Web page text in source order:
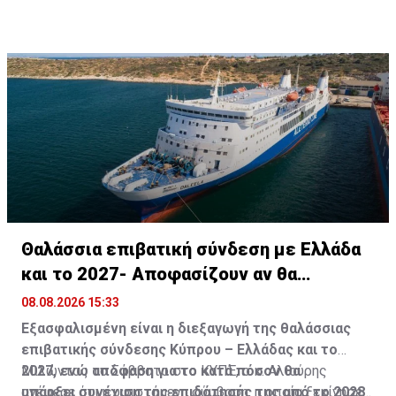
Θαλάσσια επιβατική σύνδεση με Ελλάδα
και το 2027- Αποφασίζουν αν θα
συνεχίσει
08.08.2026 15:33
Εξασφαλισμένη είναι η διεξαγωγή της θαλάσσιας
επιβατικής σύνδεσης Κύπρου – Ελλάδας και το
2027, ενώ απόφαση για το κατά πόσον θα
υπάρξει συνέχιση της επιδότησής της από το 2028
Μιλώντας το Σάββατο στο ΚΥΠΕ, ο κ. Αλιούρης
ανέφερε ότι η υφιστάμενη σύμβαση, η οποία ξεκίνησε